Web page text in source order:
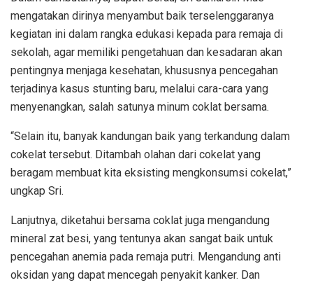
mengatakan dirinya menyambut baik terselenggaranya
kegiatan ini dalam rangka edukasi kepada para remaja di
sekolah, agar memiliki pengetahuan dan kesadaran akan
pentingnya menjaga kesehatan, khususnya pencegahan
terjadinya kasus stunting baru, melalui cara-cara yang
menyenangkan, salah satunya minum coklat bersama.
“Selain itu, banyak kandungan baik yang terkandung dalam
cokelat tersebut. Ditambah olahan dari cokelat yang
beragam membuat kita eksisting mengkonsumsi cokelat,”
ungkap Sri.
Lanjutnya, diketahui bersama coklat juga mengandung
mineral zat besi, yang tentunya akan sangat baik untuk
pencegahan anemia pada remaja putri. Mengandung anti
oksidan yang dapat mencegah penyakit kanker. Dan